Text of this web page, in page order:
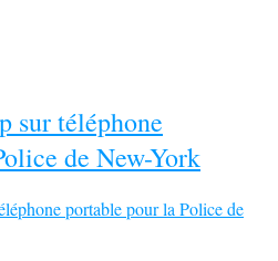
sur téléphone
de New-York